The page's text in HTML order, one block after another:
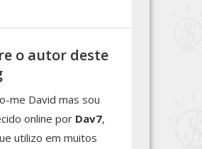
o autor deste
me David mas sou
online por Dav7,
utilizo em muitos